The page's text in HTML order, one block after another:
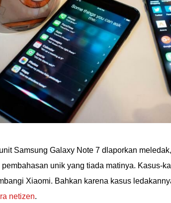
Samsung Galaxy Note 7 dlaporkan
unik yang tiada matinya. Kasus-
Xiaomi. Bahkan karena kasus
netizen.